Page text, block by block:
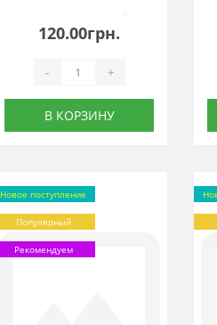
120.00грн.
- +
В КОРЗИНУ
Новое поступление
Популярный
Рекомендуем